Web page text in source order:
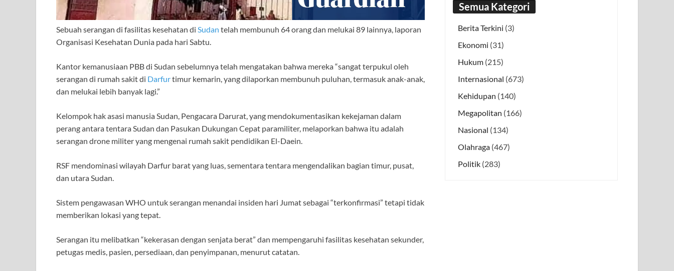
Sebuah serangan di fasilitas kesehatan di Sudan telah membunuh 64 orang dan melukai 89 lainnya, laporan
Organisasi Kesehatan Dunia pada hari Sabtu.
Kantor kemanusiaan PBB di Sudan sebelumnya telah mengatakan bahwa mereka “sangat terpukul oleh
serangan di rumah sakit di Darfurtimur kemarin, yang dilaporkan membunuh puluhan, termasuk anak-anak,
dan melukai lebih banyak lagi.”
Kelompok hak asasi manusia Sudan, Pengacara Darurat, yang mendokumentasikan kekejaman dalam
perang antara tentara Sudan dan Pasukan Dukungan Cepat paramiliter, melaporkan bahwa itu adalah
serangan drone militer yang mengenai rumah sakit pendidikan El-Daein.
RSF mendominasi wilayah Darfur barat yang luas, sementara tentara mengendalikan bagian timur, pusat,
dan utara Sudan.
Sistem pengawasan WHO untuk serangan menandai insiden hari Jumat sebagai “terkonfirmasi” tetapi tidak
memberikan lokasi yang tepat.
Serangan itu melibatkan “kekerasan dengan senjata berat” dan mempengaruhi fasilitas kesehatan sekunder,
petugas medis, pasien, persediaan, dan penyimpanan, menurut catatan.
Semua Kategori
Berita Terkini (3)
Ekonomi (31)
Hukum (215)
Internasional (673)
Kehidupan (140)
Megapolitan (166)
Nasional (134)
Olahraga (467)
Politik (283)